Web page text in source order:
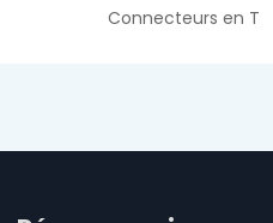
Connecteurs coudés